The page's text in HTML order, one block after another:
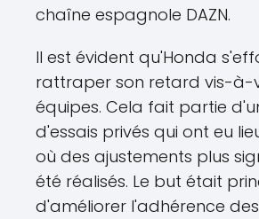
chaîne espagnole DAZN.
Il est évident qu'Honda
rattraper son retard vis-à-
équipes. Cela fait partie
d'essais privés qui ont eu
où des ajustements plus
été réalisés. Le but était
d'améliorer l'adhérence